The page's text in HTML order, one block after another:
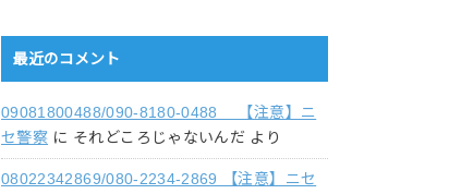
最近のコメント
09081800488/090-8180-0488 【注意】ニ
セ警察 に それどころじゃないんだ より
08022342869/080-2234-2869 【注意】ニセ